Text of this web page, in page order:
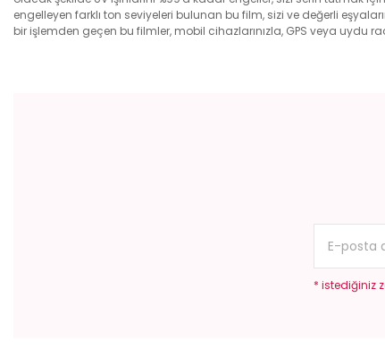
engelleyen farklı ton seviyeleri bulunan bu film, sizi ve değerli
bir işlemden geçen bu filmler, mobil cihazlarınızla, GPS veya
* istediğiniz